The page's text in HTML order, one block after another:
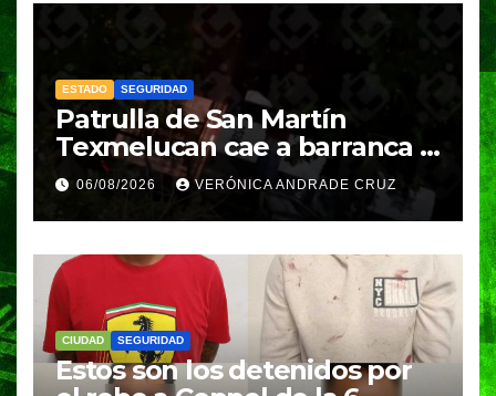
ESTADO SEGURIDAD
Patrulla de San Martín
Texmelucan cae a barranca y
deja dos policías lesionados
06/08/2026 VERÓNICA ANDRADE CRUZ
CIUDAD SEGURIDAD
Estos son los detenidos por